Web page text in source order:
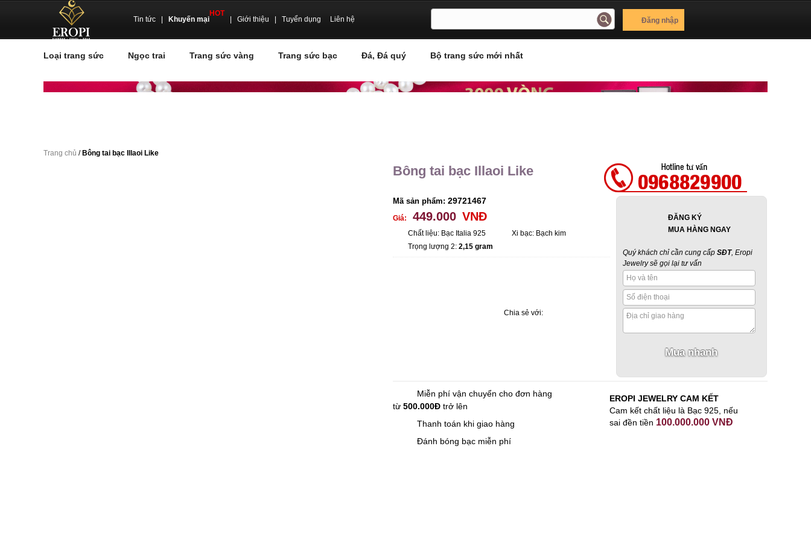
Tin tức Khuyến mại
HOT
Giới thiệu Tuyển dụng Liên hệ Đăng nhập
Loại trang sức Ngọc trai Trang sức vàng Trang sức bạc Đá, Đá quý Bộ trang sức mới nhất
Trang chủ / Bông tai bạc Illaoi Like
Bông tai bạc Illaoi Like
Mã sản phẩm: 29721467
Giá: 449.000 VNĐ
Chất liệu: Bạc Italia 925
Xi bạc: Bạch kim
Trọng lượng 2: 2,15 gram
Chia sẻ với:
ĐĂNG KÝ
MUA HÀNG NGAY
Quý khách chỉ cần cung cấp SĐT, Eropi
Jewelry sẽ gọi lại tư vấn
Miễn phí vận chuyển cho đơn hàng
từ 500.000Đtrở lên
Thanh toán khi giao hàng
Đánh bóng bạc miễn phí
EROPI JEWELRY CAM KẾT
Cam kết chất liệu là Bạc 925, nếu
sai đền tiền 100.000.000 VNĐ